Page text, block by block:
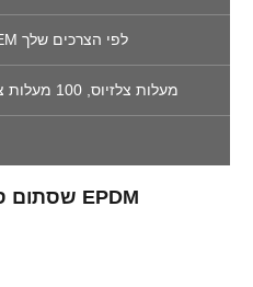
חבילת OEM לפי הצרכים שלך
-20 מעלות צלזיוס, 100 מעלות צלזיוס
שסתום סימון נדנדה פליז עם אטם EPDM